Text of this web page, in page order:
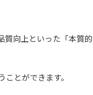
質向上といった「本質的
とができます。